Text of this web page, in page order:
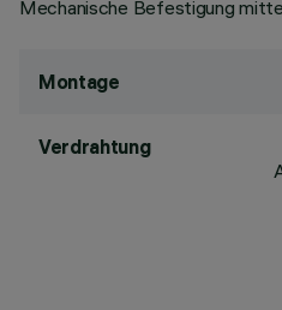
Mechanische Befestigung
Montage
Verdrahtung